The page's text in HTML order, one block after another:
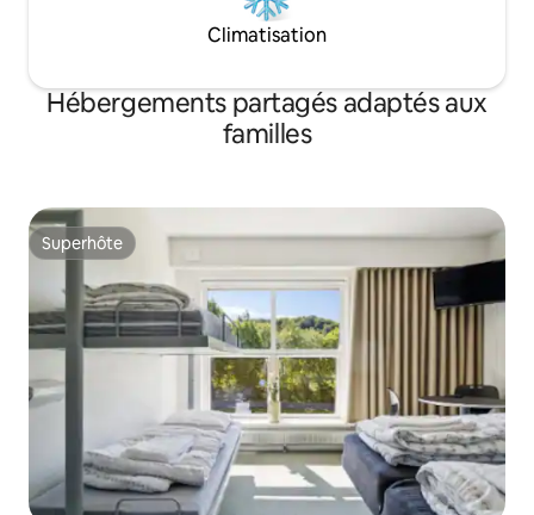
Climatisation
Hébergements partagés adaptés aux
familles
Superhôte
Superhôte